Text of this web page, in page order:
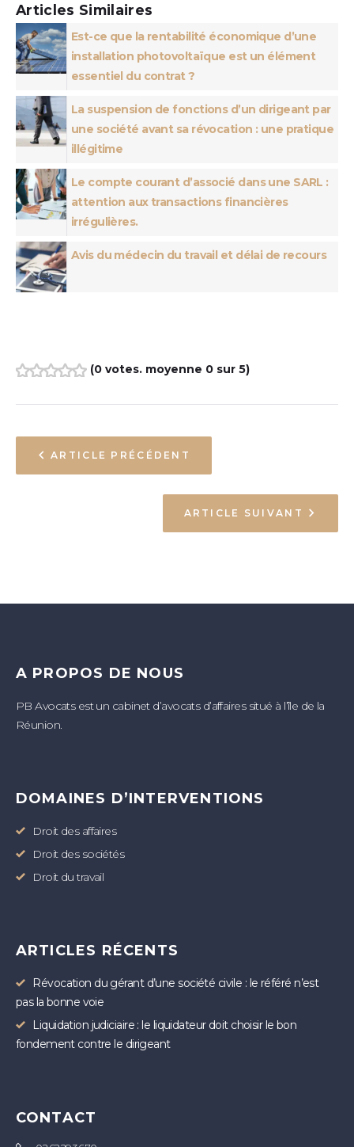
Articles Similaires
Est-ce que la rentabilité économique d’une
installation photovoltaïque est un élément
essentiel du contrat ?
La suspension de fonctions d’un dirigeant par
une société avant sa révocation : une pratique
illégitime
Le compte courant d’associé dans une SARL :
attention aux transactions financières
irrégulières.
Avis du médecin du travail et délai de recours
(0 votes. moyenne 0sur 5)
ARTICLE PRÉCÉDENT
ARTICLE SUIVANT
A PROPOS DE NOUS
PB Avocats est un cabinet d’avocats d’affaires situé à l’île de la
Réunion.
DOMAINES D’INTERVENTIONS
Droit des affaires
Droit des sociétés
Droit du travail
ARTICLES RÉCENTS
Révocation du gérant d’une société civile : le référé n’est
pas la bonne voie
Liquidation judiciaire : le liquidateur doit choisir le bon
fondement contre le dirigeant
CONTACT